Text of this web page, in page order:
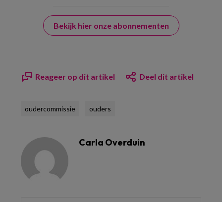
Bekijk hier onze abonnementen
Reageer op dit artikel Deel dit artikel
oudercommissie ouders
Carla Overduin